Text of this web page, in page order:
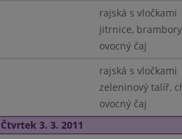
rajská s vločkami
jitrnice,
ovocný čaj
rajská s vločkami
zeleninový talíř,
ovocný čaj
Čtvrtek 3. 3. 2011